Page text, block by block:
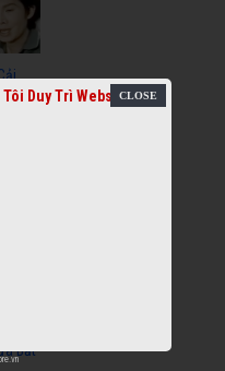
Mắt
Bất
Duy Trì Website